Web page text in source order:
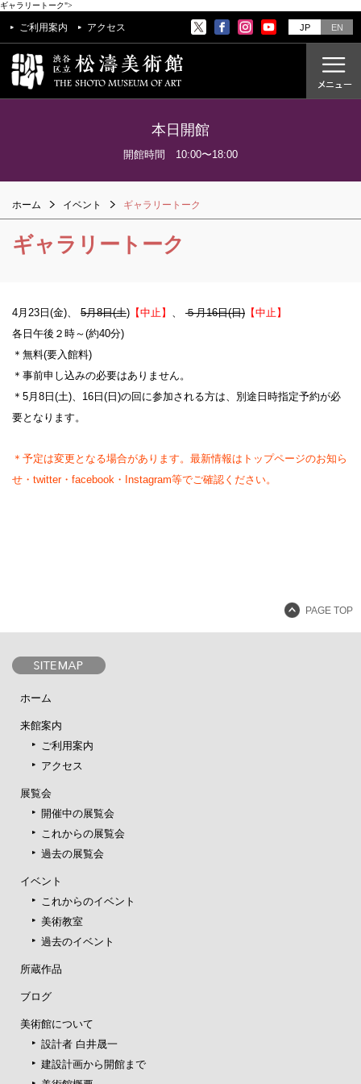
ギャラリートーク">
ご利用案内 アクセス JP EN
これからの展覧会
過去の展覧会
これからのイベント
美術教室
過去のイベント
設計者 白井晟一
建設計画から開館まで
本日開館
開館時間 10:00〜18:00
ホーム イベント ギャラリートーク
ギャラリートーク
4月23日(金)、 5月8日(土) 【中止】 、 ５月16日(日) 【中止】
各日午後２時～(約40分)
＊無料(要入館料)
＊事前申し込みの必要はありません。
＊5月8日(土)、16日(日)の回に参加される方は、別途日時指定予約が必
要となります。
＊予定は変更となる場合があります。最新情報はトップページのお知ら
せ・twitter・facebook・Instagram等でご確認ください。
PAGE TOP
ホーム
来館案内
ご利用案内
アクセス
展覧会
開催中の展覧会
これからの展覧会
過去の展覧会
イベント
これからのイベント
美術教室
過去のイベント
所蔵作品
ブログ
美術館について
設計者 白井晟一
建設計画から開館まで